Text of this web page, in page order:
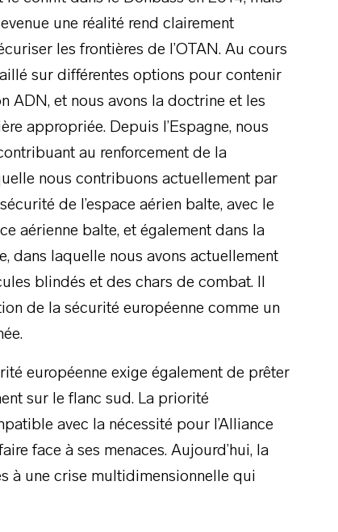
une réalité rend clairement
les frontières de l’OTAN. Au cours
sur différentes options pour contenir
ADN, et nous avons la doctrine et les
appropriée. Depuis l’Espagne, nous
au renforcement de la
nous contribuons actuellement par
de l’espace aérien balte, avec le
aérienne balte, et également dans la
dans laquelle nous avons actuellement
blindés et des chars de combat. Il
de la sécurité européenne comme un
européenne exige également de prêter
sur le flanc sud. La priorité
avec la nécessité pour l’Alliance
face à ses menaces. Aujourd’hui, la
à une crise multidimensionnelle qui